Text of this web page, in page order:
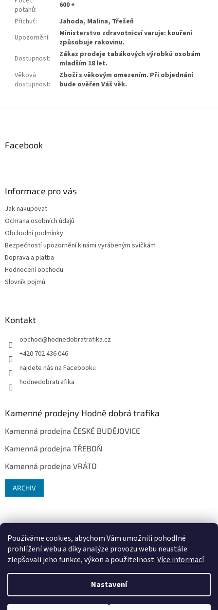
Používáme cookies, abychom Vám umožnili pohodlné
prohlížení webu a díky analýze provozu webu neustále
zlepšovali jeho funkce, výkon a použitelnost.Více informací
Nastavení
potahů:
600 +
Příchuť:
Jahoda, Malina, Třešeň
Upozornění:
Ministerstvo zdravotnicví varuje: kouření
způsobuje rakovinu.
Dostupnost:
Zákaz prodeje tabákových výrobků osobám
mladším 18 let.
Věková
dostupnost:
Zboží s věkovým omezením. Při objednání
bude ověřen Váš věk.
Facebook
Informace pro vás
Jak nakupovat
Ochrana osobních údajů
Obchodní podmínky
Bezpečností upozornění k námi vyrábeným svíčkám
Doprava a platba
Hodnocení obchodu
Slovník pojmů
Kontakt
obchod@hodnedobratrafika.cz
+420 702 436 046
najdete nás na Facebooku
hodnedobratrafika
Kamenné prodejny Hodně dobrá trafika
Kamenná prodejna ČESKÉ BUDĚJOVICE
Kamenná prodejna TŘEBOŇ
Kamenná prodejna VRÁTO
ARCHIV
Copyright 2026Hodně dobrá trafika ®. Všechna práva vyhrazena.
Upravit nastavení cookies